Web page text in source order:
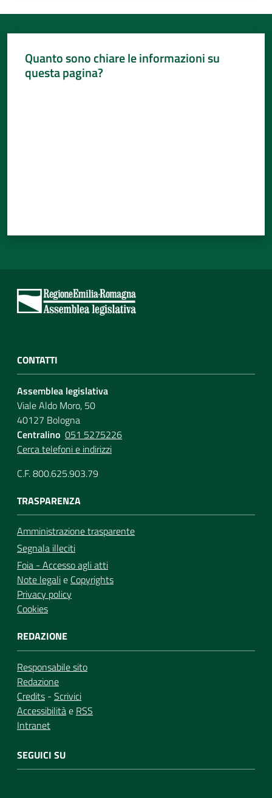
Quanto sono chiare le informazioni su
questa pagina?
CONTATTI
Assemblea legislativa
Viale Aldo Moro, 50
40127 Bologna
Centralino 051 5275226
Cerca telefoni e indirizzi
C.F. 800.625.903.79
TRASPARENZA
Amministrazione trasparente
Segnala illeciti
Foia - Accesso agli atti
Note legalie Copyrights
Privacy policy
Cookies
REDAZIONE
Responsabile sito
Redazione
Credits - Scrivici
Accessibilitàe RSS
Intranet
SEGUICI SU